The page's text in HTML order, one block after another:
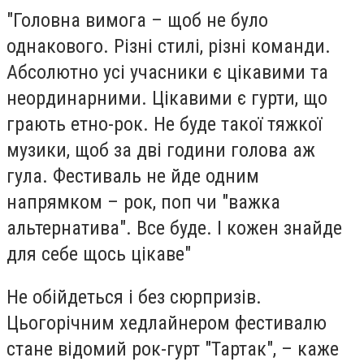
"Головна вимога – щоб не було
однакового. Різні стилі, різні команди.
Абсолютно усі учасники є цікавими та
неординарними. Цікавими є гурти, що
грають етно-рок. Не буде такої тяжкої
музики, щоб за дві години голова аж
гула. Фестиваль не йде одним
напрямком – рок, поп чи "важка
альтернатива". Все буде. І кожен знайде
для себе щось цікаве"
Не обійдеться і без сюрпризів.
Цьогорічним хедлайнером фестивалю
стане відомий рок-гурт "Тартак", – каже